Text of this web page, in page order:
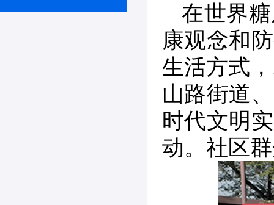
在世界
康观念和
生活方式
山路街道
时代文明
动。社区